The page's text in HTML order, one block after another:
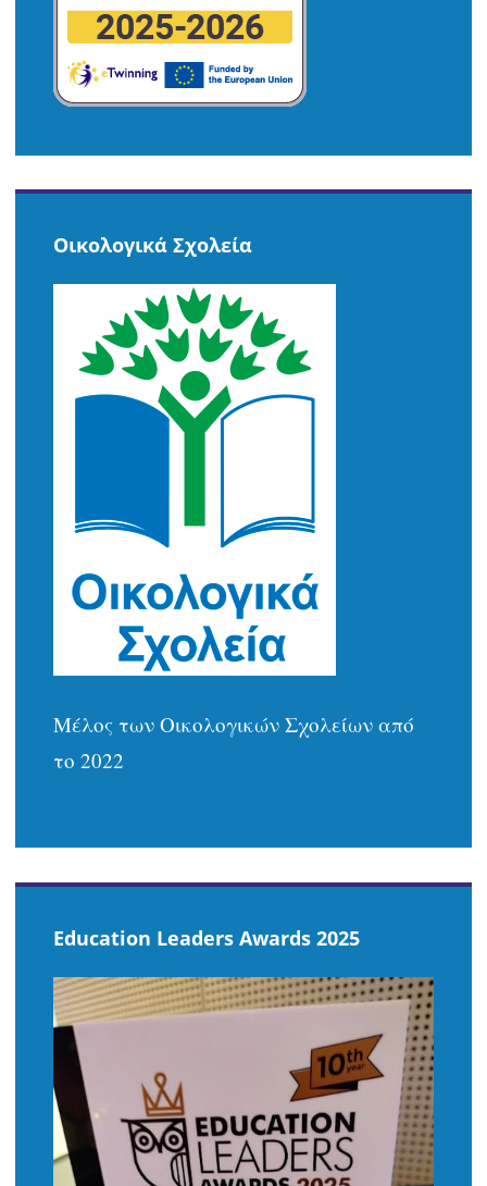
Οικολογικά Σχολεία
Μέλος των Οικολογικών Σχολείων από
το 2022
Education Leaders Awards 2025